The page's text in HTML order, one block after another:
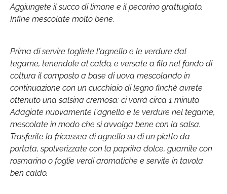
Aggiungete il succo di limone e il pecorino grattugiato.
Infine mescolate molto bene.
Prima di servire togliete l'agnello e le verdure dal
tegame, tenendole al caldo, e versate a filo nel fondo di
cottura il composto a base di uova mescolando in
continuazione con un cucchiaio di legno finchè avrete
ottenuto una salsina cremosa: ci vorrà circa 1 minuto.
Adagiate nuovamente l'agnello e le verdure nel tegame,
mescolate in modo che si avvolga bene con la salsa.
Trasferite la fricassea di agnello su di un piatto da
portata, spolverizzate con la paprika dolce, guarnite con
rosmarino o foglie verdi aromatiche e servite in tavola
ben caldo.